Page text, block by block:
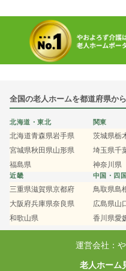
全国の老人ホームを都道府県か
北海道・東北
北海道青森県岩手県
宮城県秋田県山形県
福島県
関東
茨城県栃
埼玉県千
神奈川県
近畿
三重県滋賀県京都府
大阪府兵庫県奈良県
和歌山県
中国・四
鳥取県島
広島県山
香川県愛
運営会社：
老人ホーム